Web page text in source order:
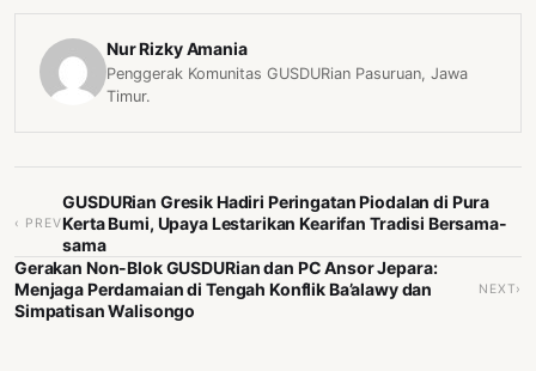
Nur Rizky Amania
Penggerak Komunitas GUSDURian Pasuruan, Jawa
Timur.
‹ PREV
GUSDURian Gresik Hadiri Peringatan Piodalan di Pura
Kerta Bumi, Upaya Lestarikan Kearifan Tradisi Bersama-
sama
Gerakan Non-Blok GUSDURian dan PC Ansor Jepara:
Menjaga Perdamaian di Tengah Konflik Ba’alawy dan
Simpatisan Walisongo
NEXT›